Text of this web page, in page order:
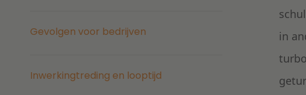
Gevolgen voor bedrijven
Inwerkingtreding en looptijd
in